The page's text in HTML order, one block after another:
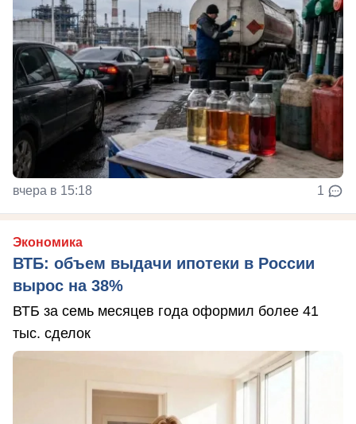
вчера в 15:18 1
Экономика
ВТБ: объем выдачи ипотеки в России
вырос на 38%
ВТБ за семь месяцев года оформил более 41
тыс. сделок